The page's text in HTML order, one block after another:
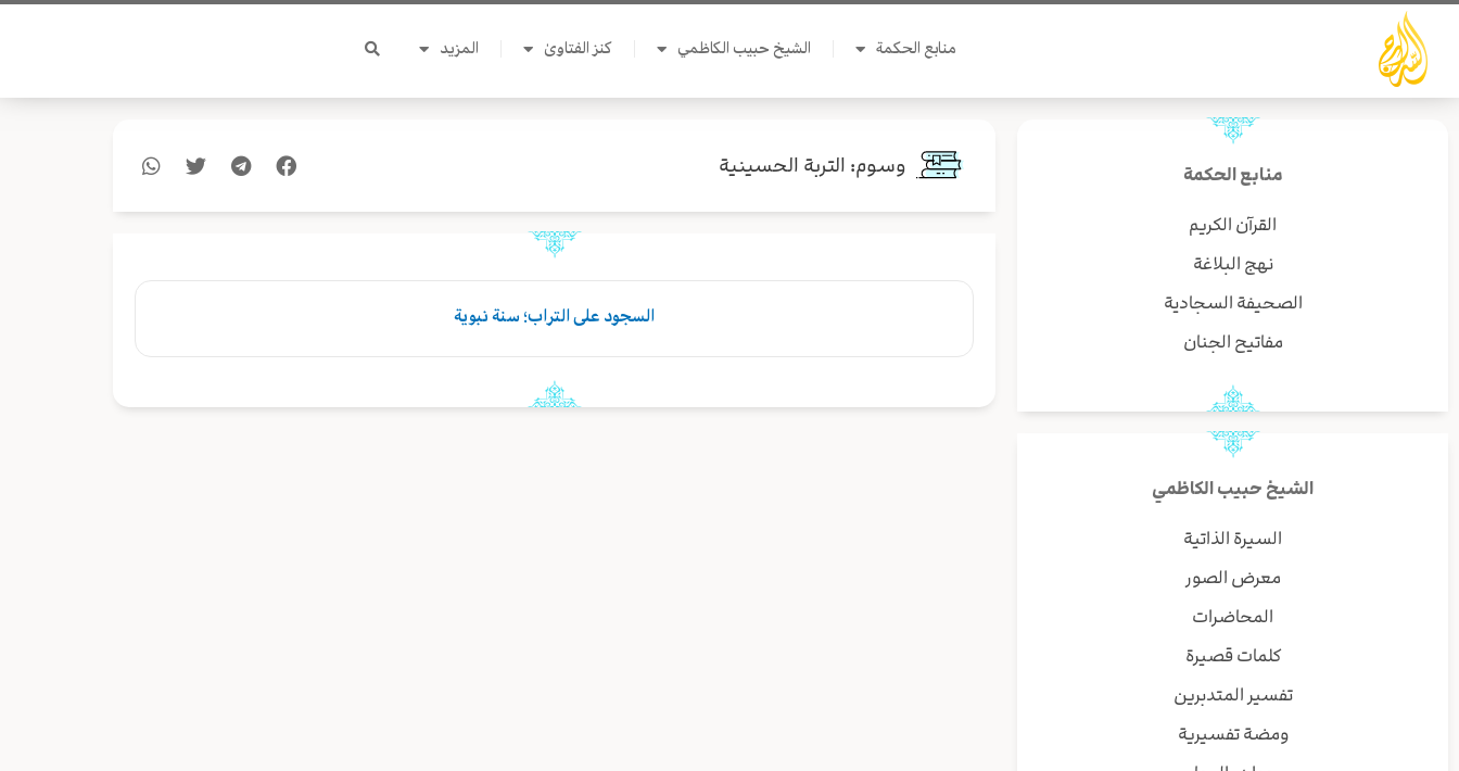
تخطي
المحتوى
منابع الحكمة الشيخ حبيب الكاظمي كنز الفتاوىٰ المزيد
منابع الحكمة
القرآن الكريم
نهج البلاغة
الصحيفة السجادية
مفاتيح الجنان
الشيخ حبيب الكاظمي
السيرة الذاتية
معرض الصور
المحاضرات
كلمات قصيرة
تفسير المتدبرين
ومضة تفسيرية
وسوم: التربة الحسينية
السجود على التراب؛ سنة نبوية